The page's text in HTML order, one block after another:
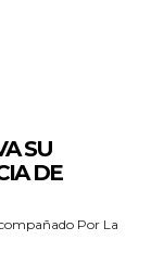
SU
DE
Por La